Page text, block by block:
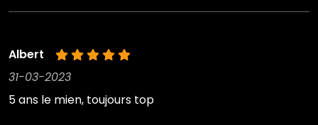
Albert
31-03-2023
5 ans le mien, toujours top